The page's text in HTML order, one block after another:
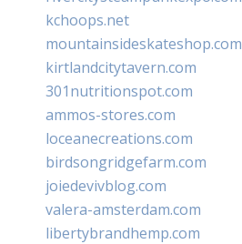
kchoops.net
mountainsideskateshop.com
kirtlandcitytavern.com
301nutritionspot.com
ammos-stores.com
loceanecreations.com
birdsongridgefarm.com
joiedevivblog.com
valera-amsterdam.com
libertybrandhemp.com